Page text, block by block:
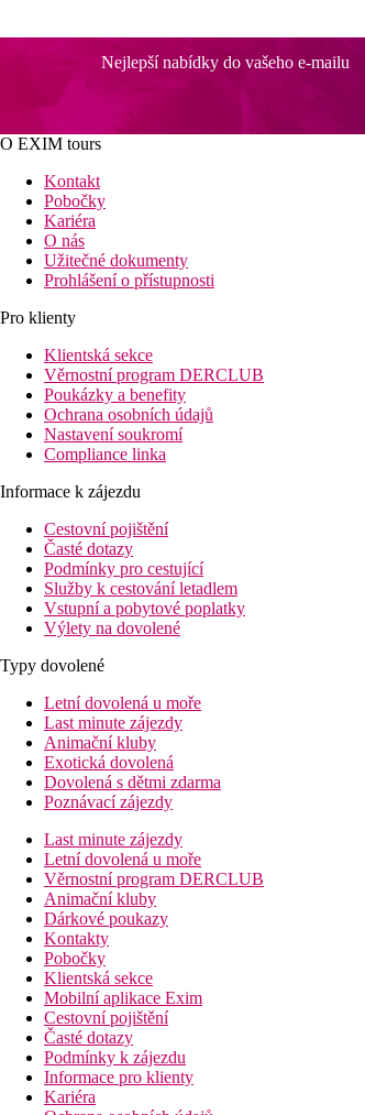
Nejlepší nabídky do vašeho e-mailu
O EXIM tours
Kontakt
Pobočky
Kariéra
O nás
Užitečné dokumenty
Prohlášení o přístupnosti
Pro klienty
Klientská sekce
Věrnostní program DERCLUB
Poukázky a benefity
Ochrana osobních údajů
Nastavení soukromí
Compliance linka
Informace k zájezdu
Cestovní pojištění
Časté dotazy
Podmínky pro cestující
Služby k cestování letadlem
Vstupní a pobytové poplatky
Výlety na dovolené
Typy dovolené
Letní dovolená u moře
Last minute zájezdy
Animační kluby
Exotická dovolená
Dovolená s dětmi zdarma
Poznávací zájezdy
Last minute zájezdy
Letní dovolená u moře
Věrnostní program DERCLUB
Animační kluby
Dárkové poukazy
Kontakty
Pobočky
Klientská sekce
Mobilní aplikace Exim
Cestovní pojištění
Časté dotazy
Podmínky k zájezdu
Informace pro klienty
Kariéra